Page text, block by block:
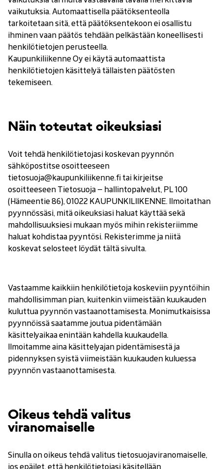
vaikutuksia. Automaattisella päätöksenteolla
tarkoitetaan sitä, että päätöksentekoon ei osallistu
ihminen vaan päätös tehdään pelkästään koneellisesti
henkilötietojen perusteella.
Kaupunkiliikenne Oy ei käytä automaattista
henkilötietojen käsittelyä tällaisten päätösten
tekemiseen.
Näin toteutat oikeuksiasi
Voit tehdä henkilötietojasi koskevan pyynnön
sähköpostitse osoitteeseen
tietosuoja@kaupunkiliikenne.fi tai kirjeitse
osoitteeseen Tietosuoja – hallintopalvelut, PL 100
(Hämeentie 86), 01022 KAUPUNKILIIKENNE. Ilmoitathan
pyynnössäsi, mitä oikeuksiasi haluat käyttää sekä
mahdollisuuksiesi mukaan myös mihin rekisteriimme
haluat kohdistaa pyyntösi. Rekisterimme ja niitä
koskevat selosteet löydät tältä sivulta.
Vastaamme kaikkiin henkilötietoja koskeviin pyyntöihin
mahdollisimman pian, kuitenkin viimeistään kuukauden
kuluttua pyynnön vastaanottamisesta. Monimutkaisissa
pyynnöissä saatamme joutua pidentämään
käsittelyaikaa enintään kahdella kuukaudella.
Ilmoitamme aina käsittelyajan pidentämisestä ja
pidennyksen syistä viimeistään kuukauden kuluessa
pyynnön vastaanottamisesta.
Oikeus tehdä valitus
viranomaiselle
Sinulla on oikeus tehdä valitus tietosuojaviranomaiselle,
jos epäilet, että henkilötietojasi käsitellään